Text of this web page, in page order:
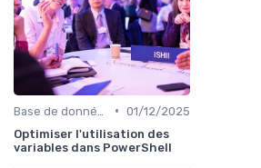
• 01/12/2025
Optimiser l'utilisation des
variables dans PowerShell